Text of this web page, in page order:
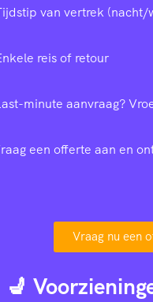
van vertrek
reis of retour
minute aanvraag?
een offerte aan en
Vraag nu een
💺